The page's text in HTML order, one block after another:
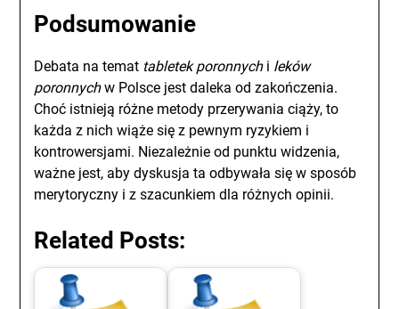
Podsumowanie
Debata na temat tabletek poronnychi leków
poronnychw Polsce jest daleka od zakończenia.
Choć istnieją różne metody przerywania ciąży, to
każda z nich wiąże się z pewnym ryzykiem i
kontrowersjami. Niezależnie od punktu widzenia,
ważne jest, aby dyskusja ta odbywała się w sposób
merytoryczny i z szacunkiem dla różnych opinii.
Related Posts: